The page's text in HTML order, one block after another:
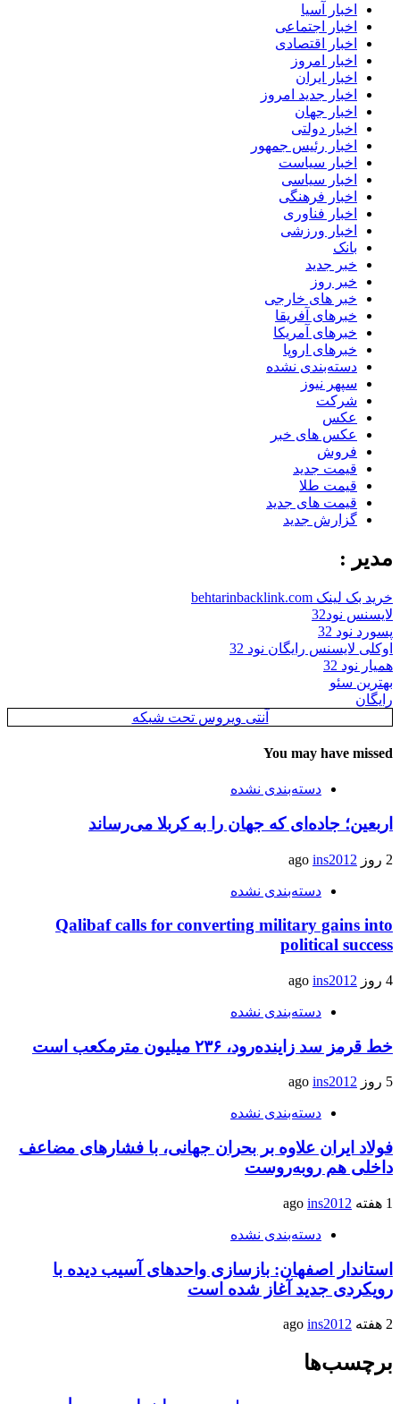
اخبار آسیا
اخبار اجتماعی
اخبار اقتصادی
اخبار امروز
اخبار ایران
اخبار جدید امروز
اخبار جهان
اخبار دولتی
اخبار رئیس جمهور
اخبار سیاست
اخبار سیاسی
اخبار فرهنگی
اخبار فناوری
اخبار ورزشی
بانک
خبر جدید
خبر روز
خبر های خارجی
خبرهای آفریقا
خبرهای آمریکا
خبرهای اروپا
دسته‌بندی نشده
سپهر نیوز
شرکت
عکس
عکس های خبر
فروش
قیمت جدید
قیمت طلا
قیمت های جدید
گزارش جدید
مدیر :
خرید بک لینک behtarinbacklink.com
لایسنس نود32
پسورد نود 32
اوکلی لایسنس رایگان نود 32
همیار نود 32
بهترین سئو
رایگان
آنتی ویروس تحت شبکه
You may have missed
دسته‌بندی نشده
اربعین؛ جاده‌ای که جهان را به کربلا می‌رساند
2 روز ago ins2012
دسته‌بندی نشده
Qalibaf calls for converting military gains into
political success
4 روز ago ins2012
دسته‌بندی نشده
خط قرمز سد زاینده‌رود، ۲۳۶ میلیون مترمکعب است
5 روز ago ins2012
دسته‌بندی نشده
فولاد ایران علاوه بر بحران جهانی، با فشارهای مضاعف
داخلی هم روبه‌روست
1 هفته ago ins2012
دسته‌بندی نشده
استاندار اصفهان: بازسازی واحدهای آسیب دیده با
رویکردی جدید آغاز شده است
2 هفته ago ins2012
برچسب‌ها